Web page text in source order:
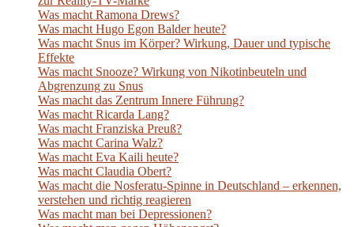
Was macht Ramona Drews?
Was macht Hugo Egon Balder heute?
Was macht Snus im Körper? Wirkung, Dauer und typische
Effekte
Was macht Snooze? Wirkung von Nikotinbeuteln und
Abgrenzung zu Snus
Was macht das Zentrum Innere Führung?
Was macht Ricarda Lang?
Was macht Franziska Preuß?
Was macht Carina Walz?
Was macht Eva Kaili heute?
Was macht Claudia Obert?
Was macht die Nosferatu-Spinne in Deutschland – erkennen,
verstehen und richtig reagieren
Was macht man bei Depressionen?